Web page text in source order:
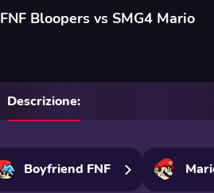
FNF Bloopers vs SMG4 Mario
Descrizione:
Boyfriend FNF